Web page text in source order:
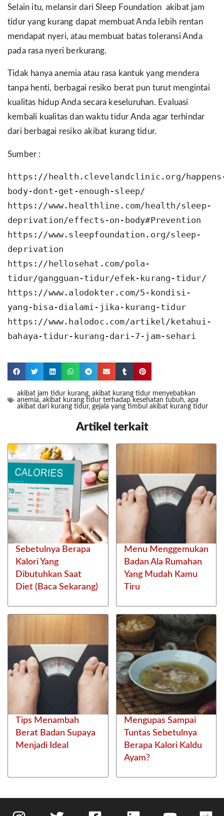
Selain itu, melansir dari Sleep Foundation akibat jam
tidur yang kurang dapat membuat Anda lebih rentan
mendapat nyeri, atau membuat batas toleransi Anda
pada rasa nyeri berkurang.
Tidak hanya anemia atau rasa kantuk yang mendera
tanpa henti, berbagai resiko berat pun turut mengintai
kualitas hidup Anda secara keseluruhan. Evaluasi
kembali kualitas dan waktu tidur Anda agar terhindar
dari berbagai resiko akibat kurang tidur.
Sumber :
https://health.clevelandclinic.org/
body-dont-get-enough-sleep/
https://www.healthline.com/health/sleep-
deprivation/effects-on-body#Prevention
https://www.sleepfoundation.org/sleep-
deprivation
https://hellosehat.com/pola-
tidur/gangguan-tidur/efek-kurang-tidur/
https://www.alodokter.com/5-kondisi-
yang-bisa-dialami-jika-kurang-tidur
https://www.halodoc.com/artikel/ketahui-
bahaya-tidur-kurang-dari-7-jam-sehari
akibat jam tidur kurang, akibat kurang tidur menyebabkan
anemia, akibat kurang tidur terhadap kesehatan tubuh, apa
akibat dari kurang tidur, gejala yang timbul akibat kurang tidur
Artikel terkait
Sebetulnya Berapa
Kalori Yang
Dibutuhkan Saat
Diet (Baca Sekarang)
Menu Menggemukan
Badan Ala Rumahan
Yang Mudah Kamu
Tiru
Tips Menambah
Berat Badan Supaya
Menjadi Ideal
Mengupas Sampai
Tuntas Sebetulnya
Berapa Kalori Kaldu
Ayam?